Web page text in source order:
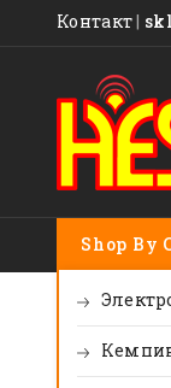
Контакт|
Shop By